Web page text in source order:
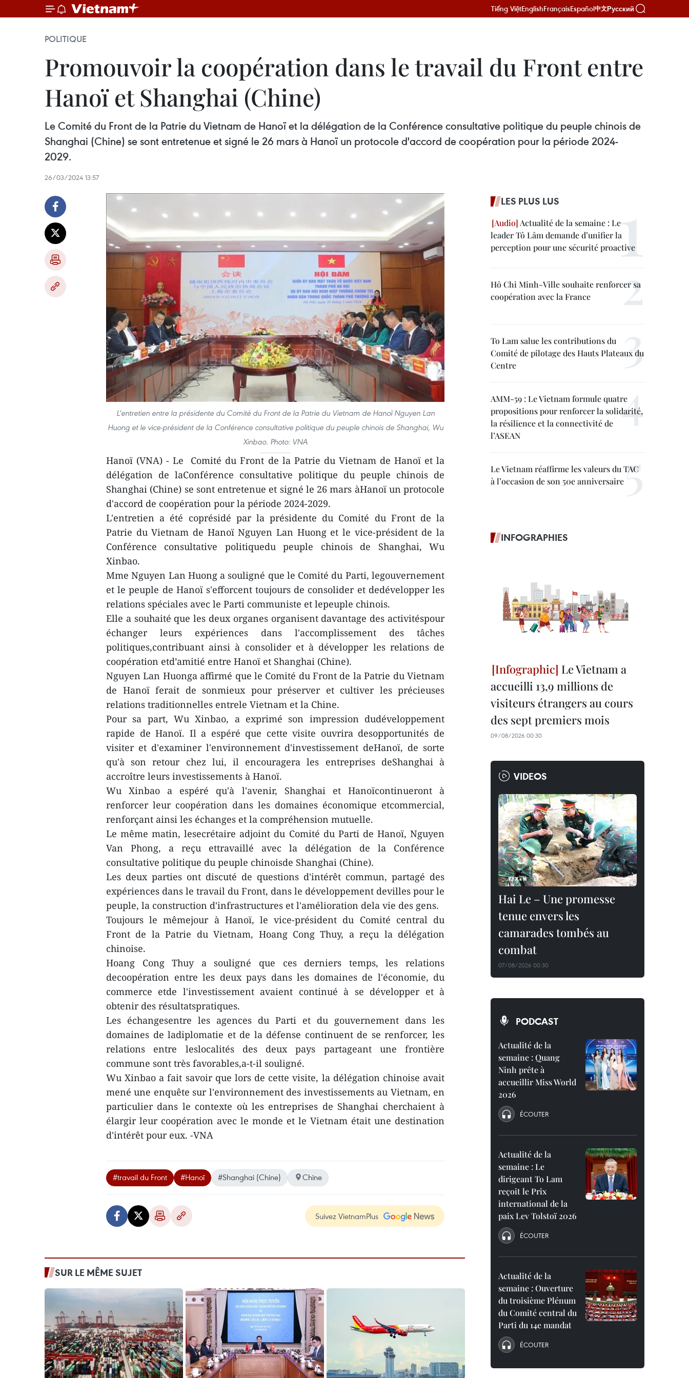
Tiếng ViệtEnglishFrançaisEspañol中文Русский
POLITIQUE
Promouvoir la coopération dans le travail du Front entre
Hanoï et Shanghai (Chine)
Le Comité du Front de la Patrie du Vietnam de Hanoï et la délégation de la Conférence consultative politique du peuple chinois de
Shanghai (Chine) se sont entretenue et signé le 26 mars à Hanoï un protocole d'accord de coopération pour la période 2024-
2029.
26/03/2024 13:57
L'entretien entre la présidente du Comité du Front de la Patrie du Vietnam de Hanoï Nguyen Lan
Huong et le vice-président de la Conférence consultative politique du peuple chinois de Shanghai, Wu
Xinbao. Photo: VNA
Hanoï (VNA) - Le Comité du Front de la Patrie du Vietnam de Hanoï et la
délégation de laConférence consultative politique du peuple chinois de
Shanghai (Chine) se sont entretenue et signé le 26 mars àHanoï un protocole
d'accord de coopération pour la période 2024-2029.
L'entretien a été coprésidé par la présidente du Comité du Front de la
Patrie du Vietnam de Hanoï Nguyen Lan Huong et le vice-président de la
Conférence consultative politiquedu peuple chinois de Shanghai, Wu
Xinbao.
Mme Nguyen Lan Huong a souligné que le Comité du Parti, legouvernement
et le peuple de Hanoï s'efforcent toujours de consolider et dedévelopper les
relations spéciales avec le Parti communiste et lepeuple chinois.
Elle a souhaité que les deux organes organisent davantage des activitéspour
échanger leurs expériences dans l'accomplissement des tâches
politiques,contribuant ainsi à consolider et à développer les relations de
coopération etd’amitié entre Hanoï et Shanghai (Chine).
Nguyen Lan Huonga affirmé que le Comité du Front de la Patrie du Vietnam
de Hanoï ferait de sonmieux pour préserver et cultiver les précieuses
relations traditionnelles entrele Vietnam et la Chine.
Pour sa part, Wu Xinbao, a exprimé son impression dudéveloppement
rapide de Hanoï. Il a espéré que cette visite ouvrira desopportunités de
visiter et d'examiner l'environnement d'investissement deHanoï, de sorte
qu'à son retour chez lui, il encouragera les entreprises deShanghai à
accroître leurs investissements à Hanoï.
Wu Xinbao a espéré qu'à l'avenir, Shanghai et Hanoïcontinueront à
renforcer leur coopération dans les domaines économique etcommercial,
renforçant ainsi les échanges et la compréhension mutuelle.
Le même matin, lesecrétaire adjoint du Comité du Parti de Hanoï, Nguyen
Van Phong, a reçu ettravaillé avec la délégation de la Conférence
consultative politique du peuple chinoisde Shanghai (Chine).
Les deux parties ont discuté de questions d'intérêt commun, partagé des
expériences dans le travail du Front, dans le développement devilles pour le
peuple, la construction d'infrastructures et l'amélioration dela vie des gens.
Toujours le mêmejour à Hanoï, le vice-président du Comité central du
Front de la Patrie du Vietnam, Hoang Cong Thuy, a reçu la délégation
chinoise.
Hoang Cong Thuy a souligné que ces derniers temps, les relations
decoopération entre les deux pays dans les domaines de l'économie, du
commerce etde l'investissement avaient continué à se développer et à
obtenir des résultatspratiques.
Les échangesentre les agences du Parti et du gouvernement dans les
domaines de ladiplomatie et de la défense continuent de se renforcer, les
relations entre leslocalités des deux pays partageant une frontière
commune sont très favorables,a-t-il souligné.
Wu Xinbao a fait savoir que lors de cette visite, la délégation chinoise avait
mené une enquête sur l'environnement des investissements au Vietnam, en
particulier dans le contexte où les entreprises de Shanghai cherchaient à
élargir leur coopération avec le monde et le Vietnam était une destination
d'intérêt pour eux. -VNA
#travail du Front #Hanoï #Shanghai (Chine) Chine
Suivez VietnamPlus
SUR LE MÊME SUJET
LES PLUS LUS
Actualité de la semaine : Le
leader Tô Lâm demande d’unifier la
perception pour une sécurité proactive
Hô Chi Minh-Ville souhaite renforcer sa
coopération avec la France
To Lam salue les contributions du
Comité de pilotage des Hauts Plateaux du
Centre
AMM-59 : Le Vietnam formule quatre
propositions pour renforcer la solidarité,
la résilience et la connectivité de
l’ASEAN
Le Vietnam réaffirme les valeurs du TAC
à l’occasion de son 50e anniversaire
INFOGRAPHIES
Le Vietnam a
accueilli 13,9 millions de
visiteurs étrangers au cours
des sept premiers mois
09/08/2026 00:30
VIDEOS
Hai Le – Une promesse
tenue envers les
camarades tombés au
combat
07/08/2026 00:30
PODCAST
Actualité de la
semaine : Quang
Ninh prête à
accueillir Miss World
2026
ÉCOUTER
Actualité de la
semaine : Le
dirigeant To Lam
reçoit le Prix
international de la
paix Lev Tolstoï 2026
ÉCOUTER
Actualité de la
semaine : Ouverture
du troisième Plénum
du Comité central du
Parti du 14e mandat
ÉCOUTER